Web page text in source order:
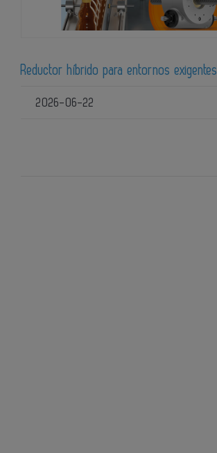
Reductor híbrido para entornos exigentes
2026-06-22